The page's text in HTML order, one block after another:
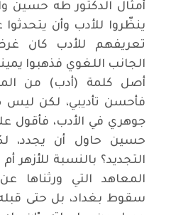
أمثال الدكتور طه حسين
ينظّروا للأدب وأن
تعريفهم للأدب كان
الجانب اللغوي فذهبوا
أصل كلمة (أدب) من
فأحسن تأديبي، لكن
جوهري في الأدب، فأقول
حسين حاول أن يجدد،
التجديد؟ بالنسبة للأزهر
المعاهد التي
سقوط بغداد، بل حتى